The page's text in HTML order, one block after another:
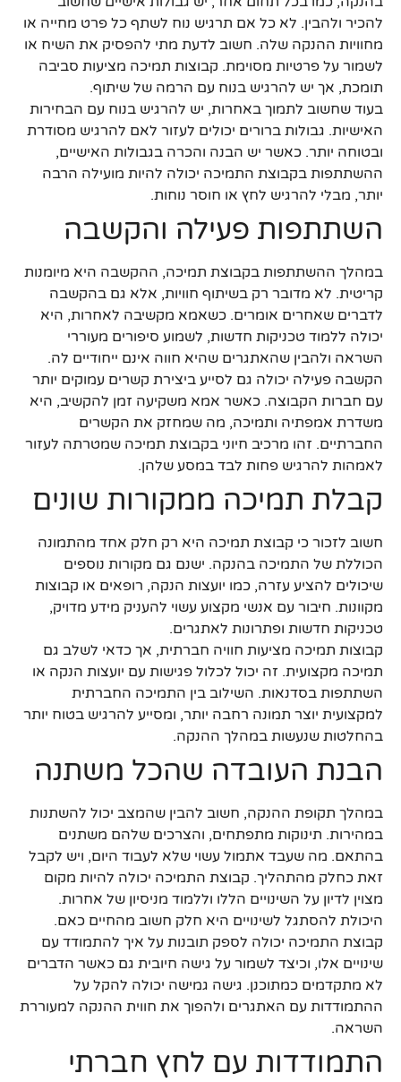
להכיר ולהבין. לא כל אם תרגיש נוח לשתף כל פרט מחייה או
מחוויות ההנקה שלה. חשוב לדעת מתי להפסיק את השיח או
לשמור על פרטיות מסוימת. קבוצות תמיכה מציעות סביבה
תומכת, אך יש להרגיש בנוח עם הרמה של שיתוף.
בעוד שחשוב לתמוך באחרות, יש להרגיש בנוח עם הבחירות
האישיות. גבולות ברורים יכולים לעזור לאם להרגיש מסודרת
ובטוחה יותר. כאשר יש הבנה והכרה בגבולות האישיים,
ההשתתפות בקבוצת התמיכה יכולה להיות מועילה הרבה
יותר, מבלי להרגיש לחץ או חוסר נוחות.
השתתפות פעילה והקשבה
במהלך ההשתתפות בקבוצת תמיכה, ההקשבה היא מיומנות
קריטית. לא מדובר רק בשיתוף חוויות, אלא גם בהקשבה
לדברים שאחרים אומרים. כשאמא מקשיבה לאחרות, היא
יכולה ללמוד טכניקות חדשות, לשמוע סיפורים מעוררי
השראה ולהבין שהאתגרים שהיא חווה אינם ייחודיים לה.
הקשבה פעילה יכולה גם לסייע ביצירת קשרים עמוקים יותר
עם חברות הקבוצה. כאשר אמא משקיעה זמן להקשיב, היא
משדרת אמפתיה ותמיכה, מה שמחזק את הקשרים
החברתיים. זהו מרכיב חיוני בקבוצת תמיכה שמטרתה לעזור
לאמהות להרגיש פחות לבד במסע שלהן.
קבלת תמיכה ממקורות שונים
חשוב לזכור כי קבוצת תמיכה היא רק חלק אחד מהתמונה
הכוללת של התמיכה בהנקה. ישנם גם מקורות נוספים
שיכולים להציע עזרה, כמו יועצות הנקה, רופאים או קבוצות
מקוונות. חיבור עם אנשי מקצוע עשוי להעניק מידע מדויק,
טכניקות חדשות ופתרונות לאתגרים.
קבוצות תמיכה מציעות חוויה חברתית, אך כדאי לשלב גם
תמיכה מקצועית. זה יכול לכלול פגישות עם יועצות הנקה או
השתתפות בסדנאות. השילוב בין התמיכה החברתית
למקצועית יוצר תמונה רחבה יותר, ומסייע להרגיש בטוח יותר
בהחלטות שנעשות במהלך ההנקה.
הבנת העובדה שהכל משתנה
במהלך תקופת ההנקה, חשוב להבין שהמצב יכול להשתנות
במהירות. תינוקות מתפתחים, והצרכים שלהם משתנים
בהתאם. מה שעבד אתמול עשוי שלא לעבוד היום, ויש לקבל
זאת כחלק מהתהליך. קבוצת התמיכה יכולה להיות מקום
מצוין לדיון על השינויים הללו וללמוד מניסיון של אחרות.
היכולת להסתגל לשינויים היא חלק חשוב מהחיים כאם.
קבוצת התמיכה יכולה לספק תובנות על איך להתמודד עם
שינויים אלו, וכיצד לשמור על גישה חיובית גם כאשר הדברים
לא מתקדמים כמתוכנן. גישה גמישה יכולה להקל על
ההתמודדות עם האתגרים ולהפוך את חווית ההנקה למעוררת
השראה.
התמודדות עם לחץ חברתי